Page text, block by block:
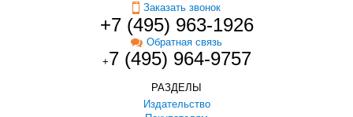
Заказать звонок
+7 (495) 963-1926
Обратная связь
+7 (495) 964-9757
РАЗДЕЛЫ
Издательство